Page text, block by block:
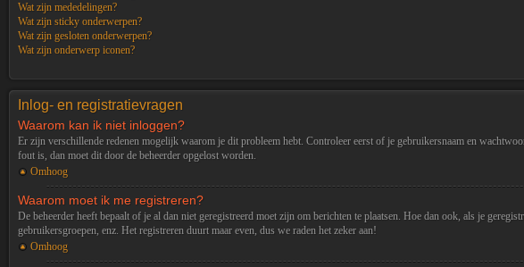
Wat zijn mededelingen?
Wat zijn sticky onderwerpen?
Wat zijn gesloten onderwerpen?
Wat zijn onderwerp iconen?
Inlog- en registratievragen
Waarom kan ik niet inloggen?
Er zijn verschillende redenen mogelijk waarom je dit probleem hebt. Controleer eerst of je gebruikersnaam en
fout is, dan moet dit door de beheerder opgelost worden.
Omhoog
Waarom moet ik me registreren?
De beheerder heeft bepaalt of je al dan niet geregistreerd moet zijn om berichten te plaatsen. Hoe dan ook, als je
gebruikersgroepen, enz. Het registreren duurt maar even, dus we raden het zeker aan!
Omhoog